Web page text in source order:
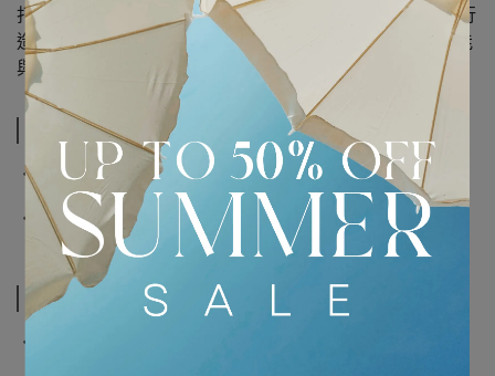
打造適合都會與戶外場景的精品配件。無論日常穿搭或旅行
造型，Moncler 配件皆能展現自信風格與奢華質感，是機能
與時尚並重的理想選擇。
規格說明
‧ 產地:土耳其
‧ 材質:100%棉質針織面料(cottonjersey)
運送方式
‧ 一般商品採用黑貓宅急便寄送